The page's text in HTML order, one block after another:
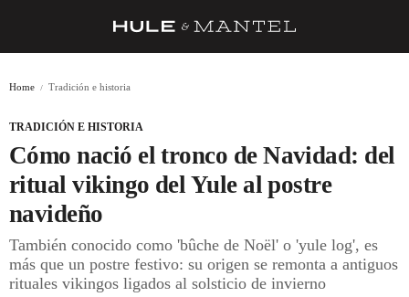
BARRAS Y ESTRELLAS
DÓNDE COMER
ÍDOLOS DE MESAS
CUADERNO DE VIAJE
Home Tradición e historia
TRADICIÓN E HISTORIA
Cómo nació el tronco de Navidad: del
ritual vikingo del Yule al postre
navideño
También conocido como 'bûche de Noël' o 'yule log', es
más que un postre festivo: su origen se remonta a antiguos
rituales vikingos ligados al solsticio de invierno